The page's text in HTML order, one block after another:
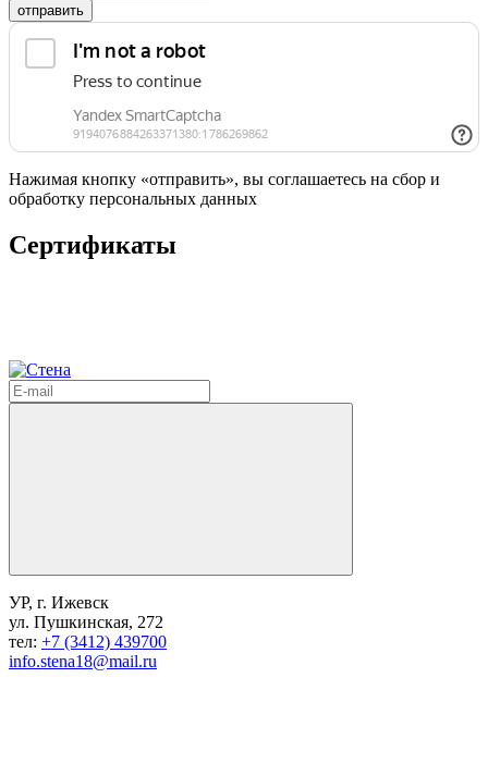
отправить
Нажимая кнопку «отправить», вы соглашаетесь на сбор и
обработку персональных данных
Сертификаты
УР, г. Ижевск
ул. Пушкинская, 272
тел: +7 (3412) 439700
info.stena18@mail.ru